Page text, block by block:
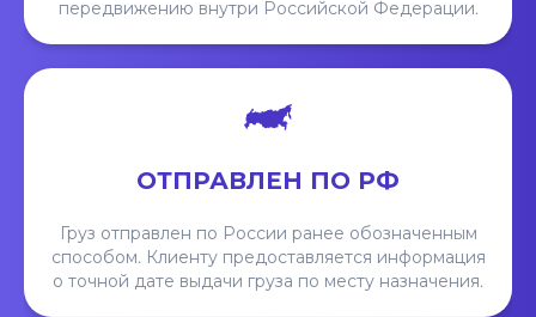
передвижению внутри Российской Федерации.
ОТПРАВЛЕН ПО РФ
Груз отправлен по России ранее обозначенным
способом. Клиенту предоставляется информация
о точной дате выдачи груза по месту назначения.